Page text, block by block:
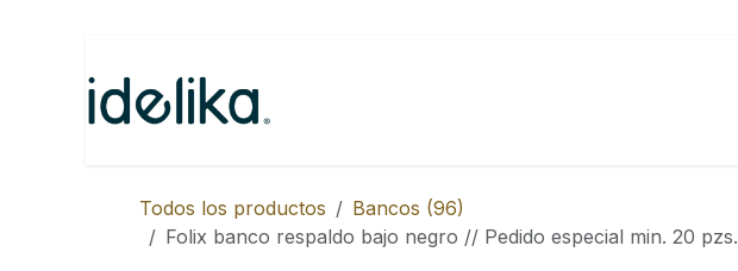
Todos los productos
Bancos (96)
Folix banco respaldo bajo negro // Pedido especial min. 20 pzs.